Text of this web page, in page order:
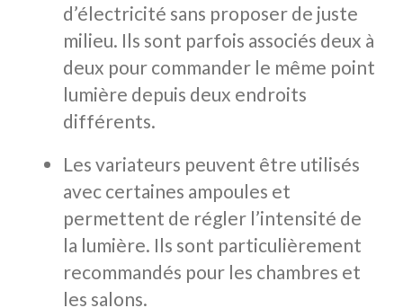
d’électricité sans proposer de juste
milieu. Ils sont parfois associés deux à
deux pour commander le même point
lumière depuis deux endroits
différents.
Les variateurs peuvent être utilisés
avec certaines ampoules et
permettent de régler l’intensité de
la lumière. Ils sont particulièrement
recommandés pour les chambres et
les salons.